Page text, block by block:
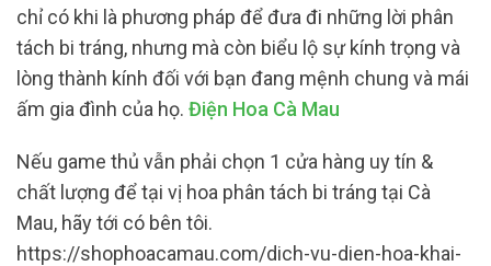
chỉ có khi là phương pháp để đưa đi những lời phân
tách bi tráng, nhưng mà còn biểu lộ sự kính trọng và
lòng thành kính đối với bạn đang mệnh chung và mái
ấm gia đình của họ. Điện Hoa Cà Mau
Nếu game thủ vẫn phải chọn 1 cửa hàng uy tín &
chất lượng để tại vị hoa phân tách bi tráng tại Cà
Mau, hãy tới có bên tôi.
https://shophoacamau.com/dich-vu-dien-hoa-khai-